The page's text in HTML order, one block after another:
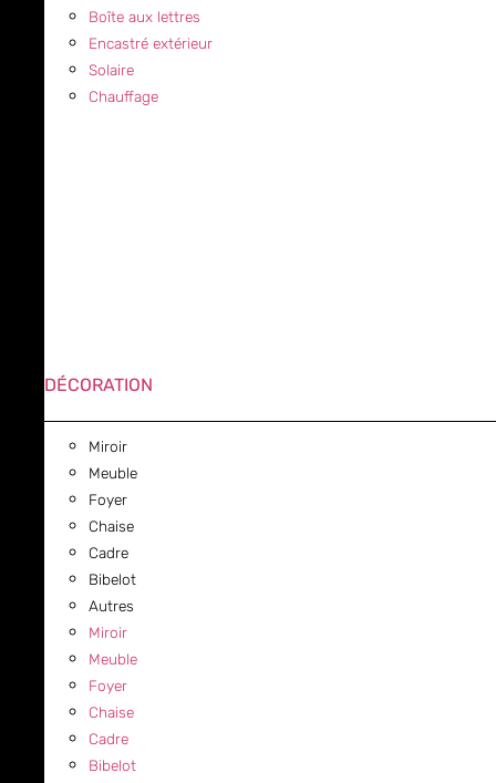
Boîte aux lettres
Encastré extérieur
Solaire
Chauffage
DÉCORATION
Miroir
Meuble
Foyer
Chaise
Cadre
Bibelot
Autres
Miroir
Meuble
Foyer
Chaise
Cadre
Bibelot